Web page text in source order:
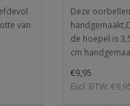
van
Deze
de hoepel is
cm
€9,95
Excl. BTW: